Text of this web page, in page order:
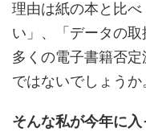
理由は紙の本と比
い」、「データの取
多くの電子書籍否
ではないでしょうか
そんな私が今年に